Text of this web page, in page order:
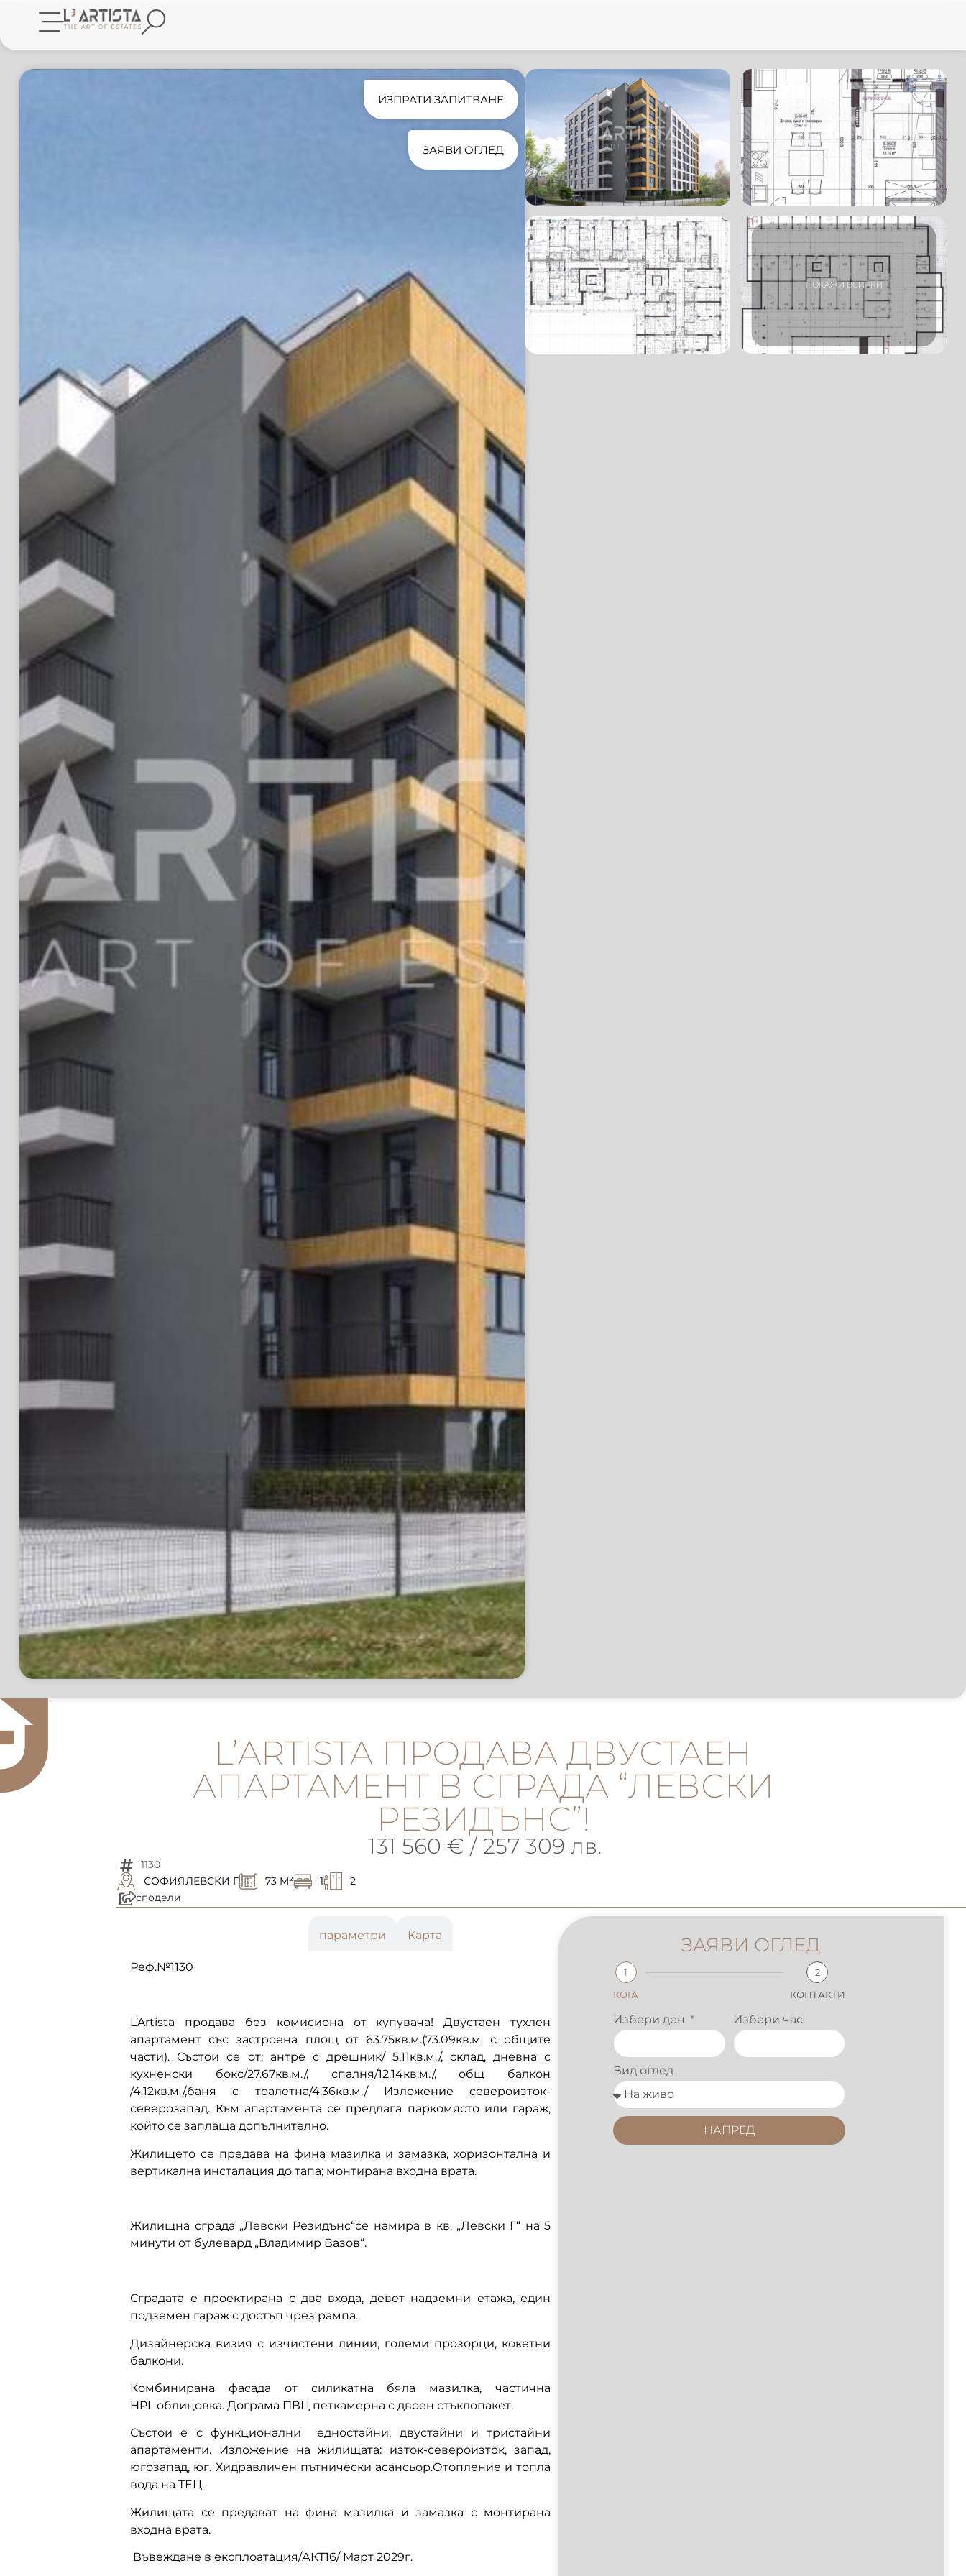
ИЗПРАТИ ЗАПИТВАНЕ
ЗАЯВИ ОГЛЕД
L’ARTISTA ПРОДАВА ДВУСТАЕН
АПАРТАМЕНТ В СГРАДА “ЛЕВСКИ
РЕЗИДЪНС”!
131 560 € / 257 309 лв.
1130
СОФИЯЛЕВСКИ Г 73 M² 1
2
сподели
параметри Карта
Реф.№1130
L’Artista продава без комисиона от купувача! Двустаен тухлен
апартамент със застроена площ от 63.75кв.м.(73.09кв.м. с общите
части). Състои се от: антре с дрешник/ 5.11кв.м./, склад, дневна с
кухненски бокс/27.67кв.м./, спалня/12.14кв.м./, общ балкон
/4.12кв.м./,баня с тоалетна/4.36кв.м./ Изложение североизток-
северозапад. Към апартамента се предлага паркомясто или гараж,
който се заплаща допълнително.
Жилището се предава на фина мазилка и замазка, хоризонтална и
вертикална инсталация до тапа; монтирана входна врата.
Жилищна сграда „Левски Резидънс“се намира в кв. „Левски Г“ на 5
минути от булевард „Владимир Вазов“.
Сградата е проектирана с два входа, девет надземни етажа, един
подземен гараж с достъп чрез рампа.
Дизайнерска визия с изчистени линии, големи прозорци, кокетни
балкони.
Комбинирана фасада от силикатна бяла мазилка, частична
HPL облицовка. Дограма ПВЦ петкамерна с двоен стъклопакет.
Състои е с функционални едностайни, двустайни и тристайни
апартаменти. Изложение на жилищата: изток-североизток, запад,
югозапад, юг. Хидравличен пътнически асансьор.Отопление и топла
вода на ТЕЦ.
Жилищата се предават на фина мазилка и замазка с монтирана
входна врата.
Въвеждане в експлоатация/АКТ16/ Март 2029г.
ЗАЯВИ ОГЛЕД
1
КОГА
2
КОНТАКТИ
Избери ден Избери час
Вид оглед
НАПРЕД